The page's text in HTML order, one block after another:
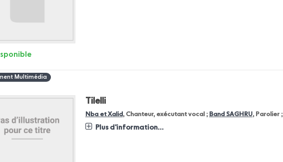
Multimédia
Tilelli
Nba et Xalid , Chanteur, exécutant vocal ; Band SAGHRU, Parolier ;
Plus d'information...